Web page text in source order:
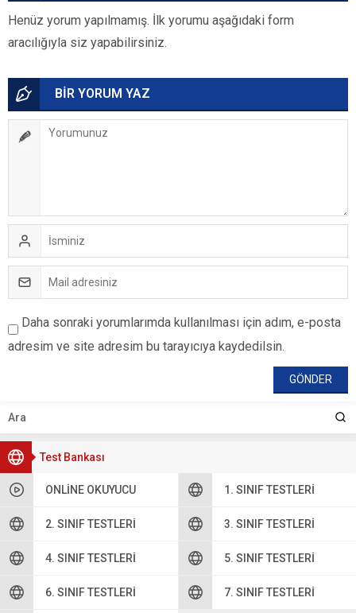
Test Bankası
ONLINE OKUYUCU 1. SINIF TESTLERI
2. SINIF TESTLERI 3. SINIF TESTLERI
4. SINIF TESTLERI 5. SINIF TESTLERI
6. SINIF TESTLERI 7. SINIF TESTLERI
Henüz yorum yapılmamış. İlk yorumu aşağıdaki form
aracılığıyla siz yapabilirsiniz.
BİR YORUM YAZ
Daha sonraki yorumlarımda kullanılması için adım, e-posta
adresim ve site adresim bu tarayıcıya kaydedilsin.